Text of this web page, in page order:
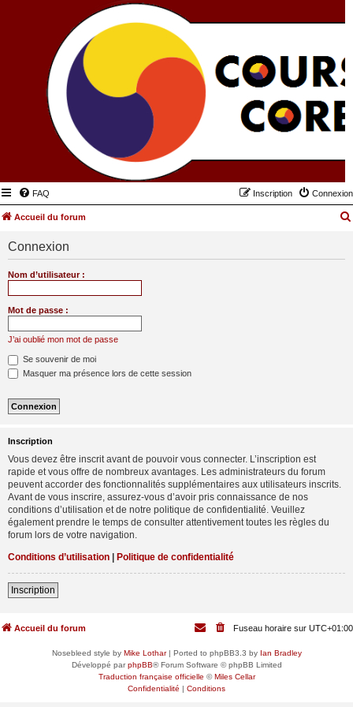
FAQ Connexion
Inscription
Accueil du forum
Connexion
Nom d’utilisateur :
Mot de passe :
J’ai oublié mon mot de passe
Se souvenir de moi
Masquer ma présence lors de cette session
Inscription
Vous devez être inscrit avant de pouvoir vous connecter. L’inscription est
rapide et vous offre de nombreux avantages. Les administrateurs du forum
peuvent accorder des fonctionnalités supplémentaires aux utilisateurs inscrits.
Avant de vous inscrire, assurez-vous d’avoir pris connaissance de nos
conditions d’utilisation et de notre politique de confidentialité. Veuillez
également prendre le temps de consulter attentivement toutes les règles du
forum lors de votre navigation.
Conditions d’utilisation | Politique de confidentialité
Inscription
Accueil du forum Fuseau horaire sur UTC+01:00
Nosebleed style by Mike Lothar| Ported to phpBB3.3 by Ian Bradley
Développé parphpBB® Forum Software © phpBB Limited
Traduction française officielle ©Miles Cellar
Confidentialité | Conditions